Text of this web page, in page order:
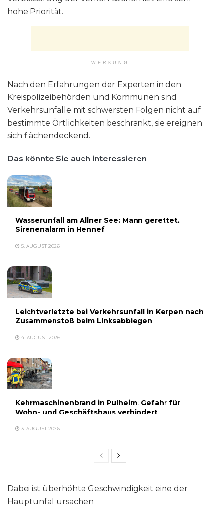
hohe Priorität.
WERBUNG
Nach den Erfahrungen der Experten in den
Kreispolizeibehörden und Kommunen sind
Verkehrsunfälle mit schwersten Folgen nicht auf
bestimmte Örtlichkeiten beschränkt, sie ereignen
sich flächendeckend.
Das könnte Sie auch interessieren
Wasserunfall am Allner See: Mann gerettet,
Sirenenalarm in Hennef
5. AUGUST 2026
Leichtverletzte bei Verkehrsunfall in Kerpen nach
Zusammenstoß beim Linksabbiegen
4. AUGUST 2026
Kehrmaschinenbrand in Pulheim: Gefahr für
Wohn- und Geschäftshaus verhindert
3. AUGUST 2026
Dabei ist überhöhte Geschwindigkeit eine der
Hauptunfallursachen